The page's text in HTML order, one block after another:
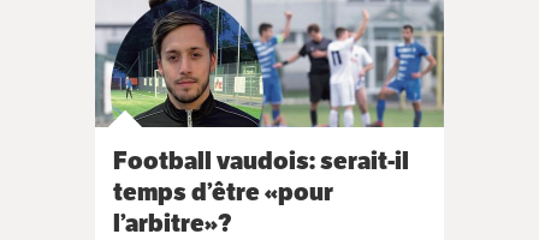
Football vaudois: serait-il
temps d’être «pour
l’arbitre»?